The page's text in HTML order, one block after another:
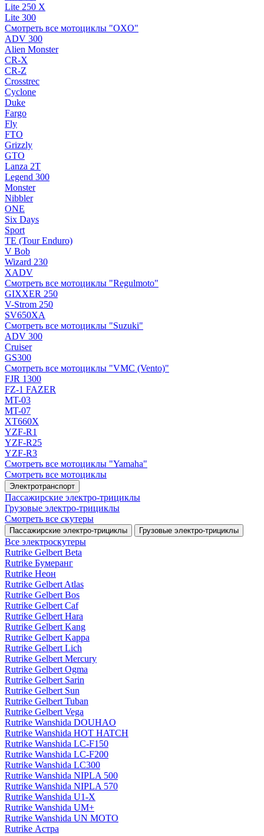
Lite 250 X
Lite 300
Смотреть все мотоциклы "OXO"
ADV 300
Alien Monster
CR-X
CR-Z
Crosstrec
Cyclone
Duke
Fargo
Fly
FTO
Grizzly
GTO
Lanza 2T
Legend 300
Monster
Nibbler
ONE
Six Days
Sport
TE (Tour Enduro)
V Bob
Wizard 230
XADV
Смотреть все мотоциклы "Regulmoto"
GIXXER 250
V-Strom 250
SV650XA
Смотреть все мотоциклы "Suzuki"
ADV 300
Cruiser
GS300
Смотреть все мотоциклы "VMC (Vento)"
FJR 1300
FZ-1 FAZER
MT-03
MT-07
XT660X
YZF-R1
YZF-R25
YZF-R3
Смотреть все мотоциклы "Yamaha"
Смотреть все мотоциклы
Электротранспорт
Пассажирские электро‑трициклы
Грузовые электро‑трициклы
Смотреть все скутеры
Пассажирские электро‑трициклы Грузовые электро‑трициклы
Все электро­скутеры
Rutrike Gelbert Beta
Rutrike Бумеранг
Rutrike Неон
Rutrike Gelbert Atlas
Rutrike Gelbert Bos
Rutrike Gelbert Caf
Rutrike Gelbert Hara
Rutrike Gelbert Kang
Rutrike Gelbert Kappa
Rutrike Gelbert Lich
Rutrike Gelbert Mercury
Rutrike Gelbert Ogma
Rutrike Gelbert Sarin
Rutrike Gelbert Sun
Rutrike Gelbert Tuban
Rutrike Gelbert Vega
Rutrike Wanshida DOUHAO
Rutrike Wanshida HOT HATCH
Rutrike Wanshida LC-F150
Rutrike Wanshida LC-F200
Rutrike Wanshida LC300
Rutrike Wanshida NIPLA 500
Rutrike Wanshida NIPLA 570
Rutrike Wanshida U1-X
Rutrike Wanshida UM+
Rutrike Wanshida UN MOTO
Rutrike Астра